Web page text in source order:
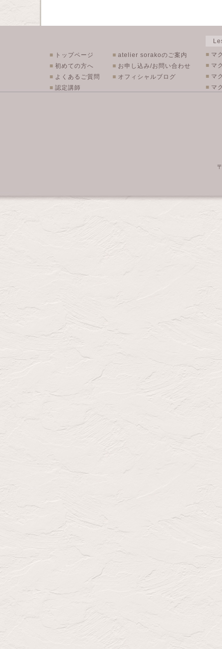
■ トップページ
■ 初めての方へ
■ よくあるご質問
■ 認定講師
■ atelier sorakoのご案内
■ お申し込み/お問い合わせ
■ オフィシャルブログ
■ マ
■ マ
■ マ
■ マ